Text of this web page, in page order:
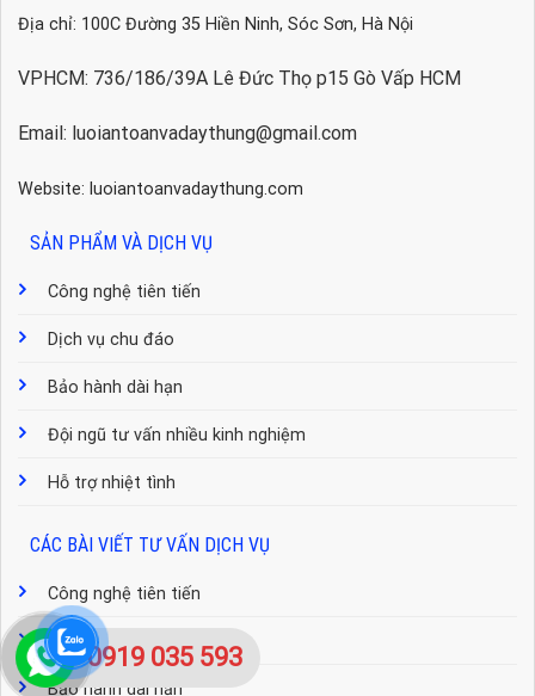
Địa chỉ: 100C Đường 35 Hiền Ninh, Sóc Sơn, Hà Nội
VPHCM: 736/186/39A Lê Đức Thọ p15 Gò Vấp HCM
Email: luoiantoanvadaythung@gmail.com
Website: luoiantoanvadaythung.com
SẢN PHẨM VÀ DỊCH VỤ
Công nghệ tiên tiến
Dịch vụ chu đáo
Bảo hành dài hạn
Đội ngũ tư vấn nhiều kinh nghiệm
Hỗ trợ nhiệt tình
CÁC BÀI VIẾT TƯ VẤN DỊCH VỤ
Công nghệ tiên tiến
Dịch vụ chu đáo
Bảo hành dài hạn
0919 035 593